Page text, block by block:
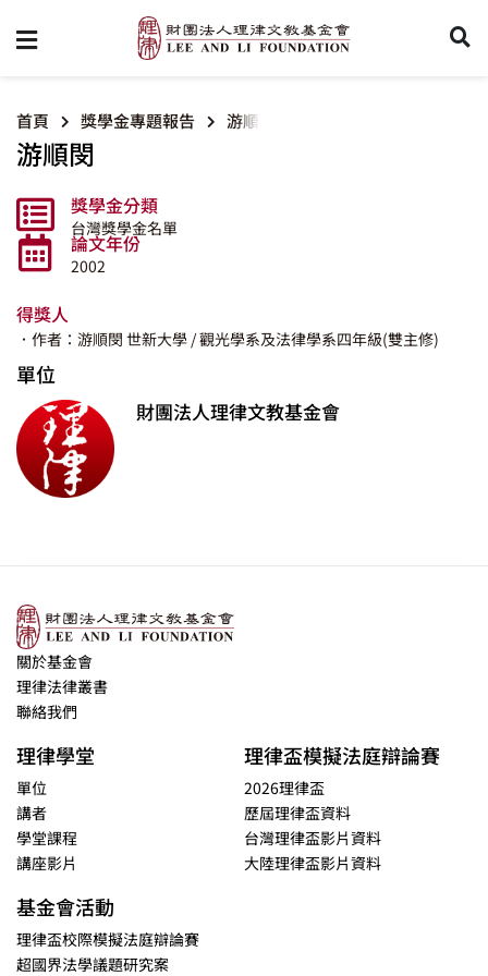
首頁 獎學金專題報告 游順閔
游順閔
獎學金分類
台灣獎學金名單
論文年份
2002
得獎人
．作者：游順閔 世新大學 / 觀光學系及法律學系四年級(雙主修)
單位
財團法人理律文教基金會
關於基金會
理律法律叢書
聯絡我們
理律學堂
單位
講者
學堂課程
講座影片
理律盃模擬法庭辯論賽
2026理律盃
歷屆理律盃資料
台灣理律盃影片資料
大陸理律盃影片資料
基金會活動
理律盃校際模擬法庭辯論賽
超國界法學議題研究案